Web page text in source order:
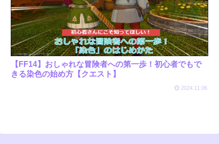
【FF14】おしゃれな冒険者への第一歩！初心者でもで
きる染色の始め方【クエスト】
2024.11.06